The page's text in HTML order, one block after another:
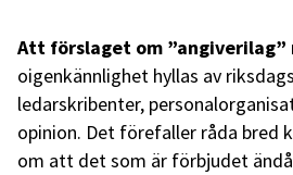
Att förslaget om ”angiverilag”
oigenkännlighet hyllas av
ledarskribenter,
opinion. Det förefaller råda bred
om att det som är förbjudet